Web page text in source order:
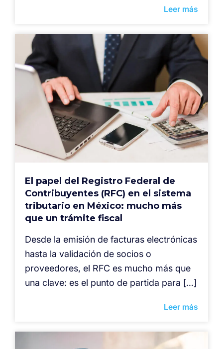
Leer más
El papel del Registro Federal de
Contribuyentes (RFC) en el sistema
tributario en México: mucho más
que un trámite fiscal
Desde la emisión de facturas electrónicas
hasta la validación de socios o
proveedores, el RFC es mucho más que
una clave: es el punto de partida para […]
Leer más